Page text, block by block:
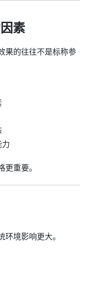
素
果的往往不是标称参
力
更重要。
环境影响更大。